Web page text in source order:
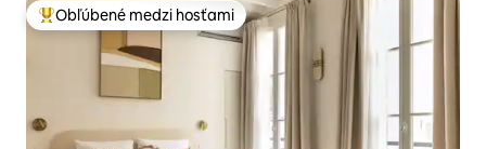
Najobľúbenejšie medzi hosťami
Obľúbené medzi hosťami